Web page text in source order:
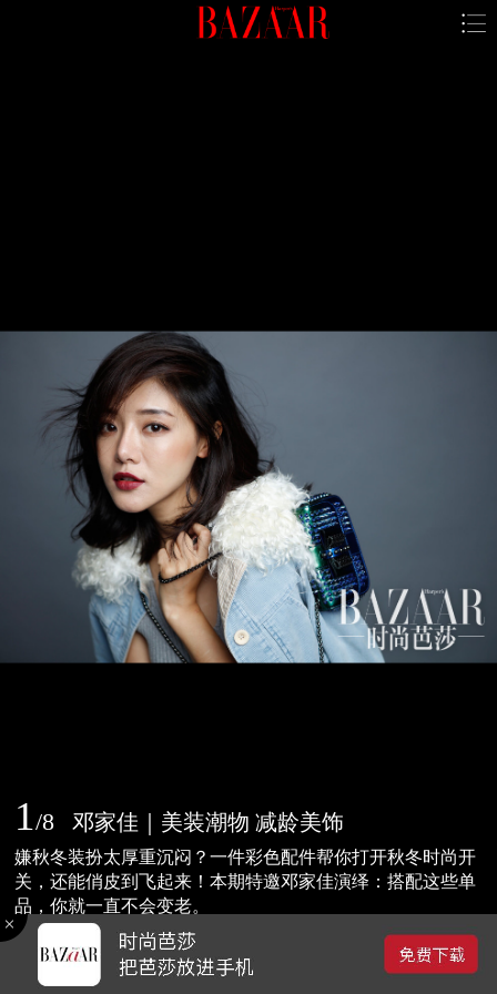
1/8 邓家佳｜美装潮物 减龄美饰
嫌秋冬装扮太厚重沉闷？一件彩色配件帮你打开秋冬时尚开
关，还能俏皮到飞起来！本期特邀邓家佳演绎：搭配这些单
品，你就一直不会变老。
2015-12-10 19:23
0